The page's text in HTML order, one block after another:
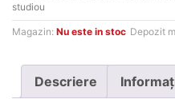
studiou
Magazin: Nu este in stoc Depozit
Descriere